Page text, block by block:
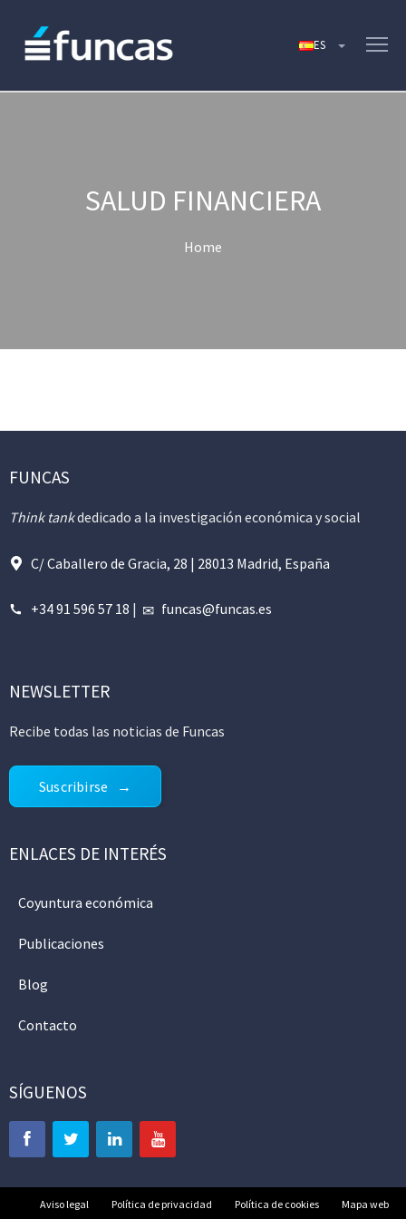
SALUD FINANCIERA
Home
FUNCAS
Think tankdedicado a la investigación económica y social
C/ Caballero de Gracia, 28 | 28013 Madrid, España
+34 91 596 57 18 | funcas@funcas.es
NEWSLETTER
Recibe todas las noticias de Funcas
Suscribirse
ENLACES DE INTERÉS
Coyuntura económica
Publicaciones
Blog
Contacto
SÍGUENOS
Aviso legal Política de privacidad Política de cookies Mapa web